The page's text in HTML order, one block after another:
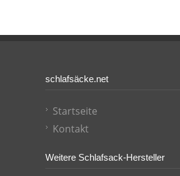
schlafsäcke.net
Startseite
Kontakt
Weitere Schlafsack-Hersteller